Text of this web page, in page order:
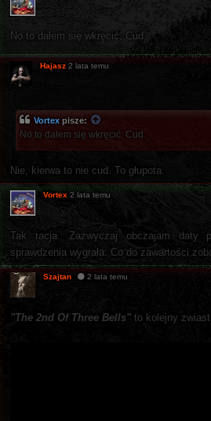
No to dałem się wkręcić. Cud.
Hajasz 2 lata temu
Vortex pisze:
No to dałem się wkręcić. Cud.
Nie, kierwa to nie cud. To głupota.
Vortex 2 lata temu
Tak racja. Zazwyczaj obczajam daty
sprawdzenia wygrała. Co do zawartości
Szajtan 2 lata temu
"The 2nd Of Three Bells" to kolejny